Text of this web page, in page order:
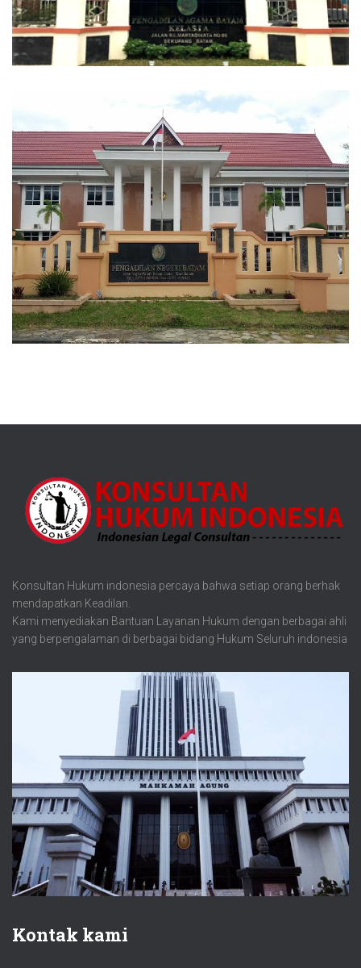
Konsultan Hukum indonesia percaya bahwa setiap orang berhak
mendapatkan Keadilan.
Kami menyediakan Bantuan Layanan Hukum dengan berbagai ahli
yang berpengalaman di berbagai bidang Hukum Seluruh indonesia
Kontak kami